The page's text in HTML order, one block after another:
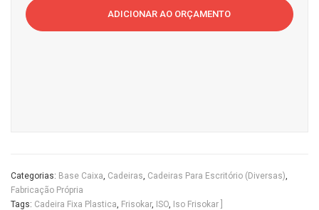
ISOCasa
do
ADICIONAR AO ORÇAMENTO
Categorias: Base Caixa, Cadeiras, Cadeiras Para Escritório (diversas),
Fabricação Própria
Tags: Cadeira Fixa Plastica, Frisokar, ISO, Iso Frisokar ]